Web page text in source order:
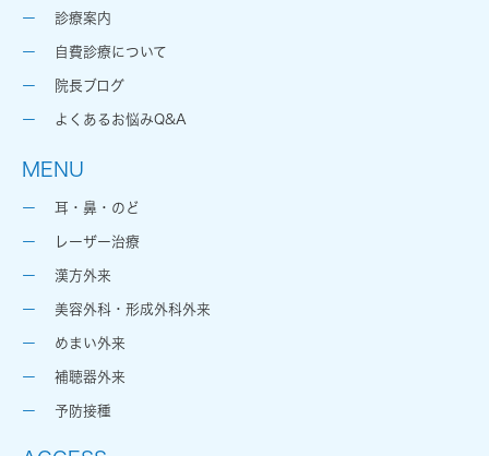
診療案内
自費診療について
院長ブログ
よくあるお悩みQ&A
MENU
耳・鼻・のど
レーザー治療
漢方外来
美容外科・形成外科外来
めまい外来
補聴器外来
予防接種